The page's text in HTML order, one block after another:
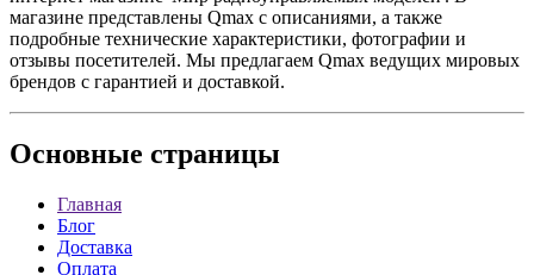
магазине представлены Qmax с описаниями, а также
подробные технические характеристики, фотографии и
отзывы посетителей. Мы предлагаем Qmax ведущих мировых
брендов с гарантией и доставкой.
Основные страницы
Главная
Блог
Доставка
Оплата